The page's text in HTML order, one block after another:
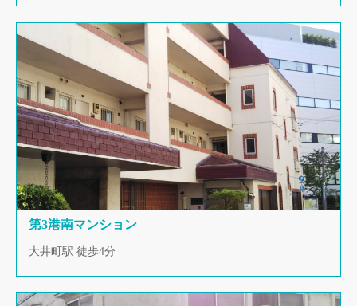
第3港南マンション
大井町駅 徒歩4分